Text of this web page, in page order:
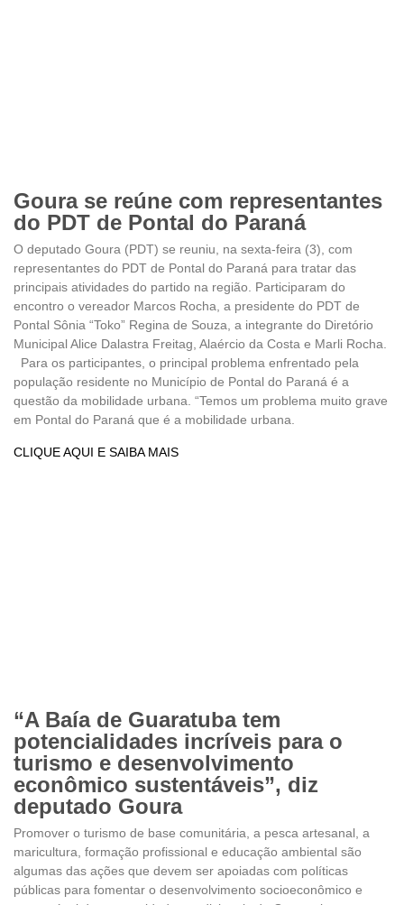
Goura se reúne com representantes
do PDT de Pontal do Paraná
O deputado Goura (PDT) se reuniu, na sexta-feira (3), com
representantes do PDT de Pontal do Paraná para tratar das
principais atividades do partido na região. Participaram do
encontro o vereador Marcos Rocha, a presidente do PDT de
Pontal Sônia “Toko” Regina de Souza, a integrante do Diretório
Municipal Alice Dalastra Freitag, Alaércio da Costa e Marli Rocha.
Para os participantes, o principal problema enfrentado pela
população residente no Município de Pontal do Paraná é a
questão da mobilidade urbana. “Temos um problema muito grave
em Pontal do Paraná que é a mobilidade urbana.
CLIQUE AQUI E SAIBA MAIS
“A Baía de Guaratuba tem
potencialidades incríveis para o
turismo e desenvolvimento
econômico sustentáveis”, diz
deputado Goura
Promover o turismo de base comunitária, a pesca artesanal, a
maricultura, formação profissional e educação ambiental são
algumas das ações que devem ser apoiadas com políticas
públicas para fomentar o desenvolvimento socioeconômico e